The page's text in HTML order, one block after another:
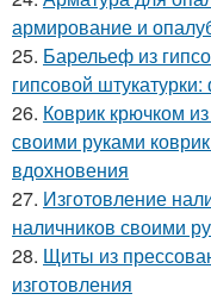
армирование и
25. Барельеф из
гипсовой штукатурки:
26. Коврик крючком
своими руками
вдохновения
27. Изготовление
наличников своими
28. Щиты из
изготовления